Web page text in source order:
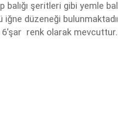
şeritleri gibi yemle
düzeneği bulunmaktadır.
6'şar renk olarak mevcuttur.